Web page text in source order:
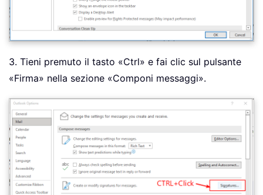
3. Tieni premuto il tasto «Ctrl» e fai clic sul pulsante
«Firma» nella sezione «Componi messaggi».